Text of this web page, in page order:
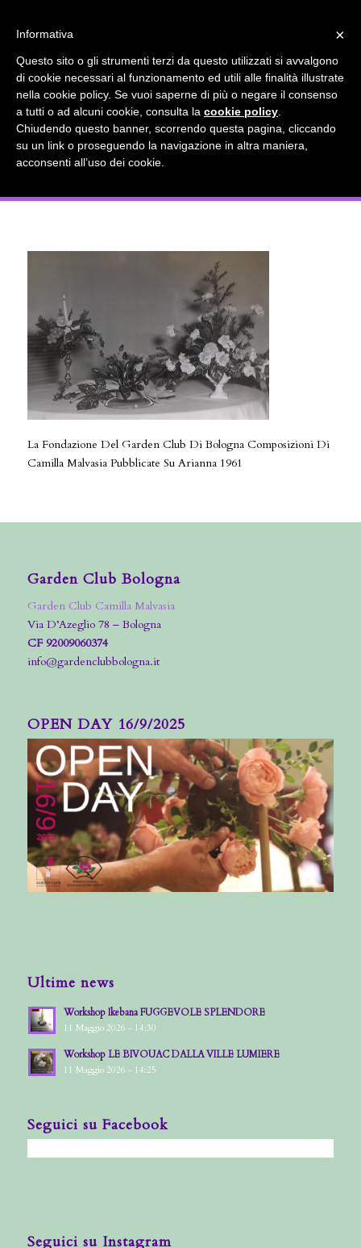
La Fondazione Del Garden Club Di
Bologna Composizioni Di Camilla
La Fondazione Del Garden Club Di Bologna Composizioni Di
Camilla Malvasia Pubblicate Su Arianna 1961
Garden Club Bologna
Garden Club Camilla Malvasia
Via D’Azeglio 78 – Bologna
CF 92009060374
info@gardenclubbologna.it
OPEN DAY 16/9/2025
Ultime news
Workshop Ikebana FUGGEVOLE SPLENDORE
11 Maggio 2026 - 14:30
Workshop LE BIVOUAC DALLA VILLE LUMIERE
11 Maggio 2026 - 14:25
Seguici su Facebook
Seguici su Instagram
accetta l'uso dei cookies previsto nella pagina dedicata.
Fai clic per abilitare/disabilitare il tracciamento di
Google Analytics.
OK Privacy e cookie policy
×
Informativa
Questo sito o gli strumenti terzi da questo utilizzati si avvalgono
di cookie necessari al funzionamento ed utili alle finalità illustrate
nella cookie policy. Se vuoi saperne di più o negare il consenso
a tutti o ad alcuni cookie, consulta la cookie policy
Chiudendo questo banner, scorrendo questa pagina, cliccando
su un link o proseguendo la navigazione in altra maniera,
acconsenti all’uso dei cookie.